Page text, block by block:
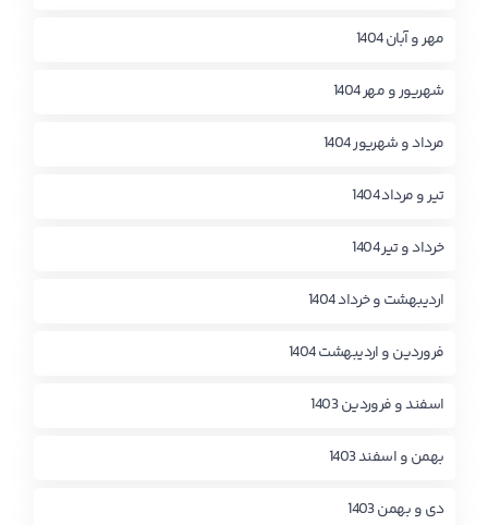
مهر و آبان 1404
شهریور و مهر 1404
مرداد و شهریور 1404
تیر و مرداد 1404
خرداد و تیر 1404
اردیبهشت و خرداد 1404
فروردین و اردیبهشت 1404
اسفند و فروردین 1403
بهمن و اسفند 1403
دی و بهمن 1403